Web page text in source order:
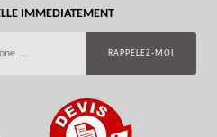
IMMEDIATEMENT